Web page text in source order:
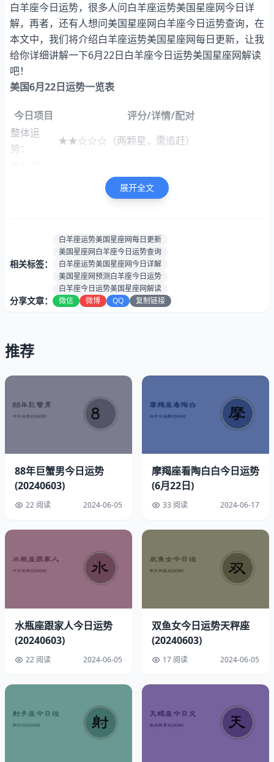
白羊座今日运势，很多人问白羊座运势美国星座网今日详
解，再者，还有人想问美国星座网白羊座今日运势查询，在
本文中，我们将介绍白羊座运势美国星座网每日更新，让我
给你详细讲解一下6月22日白羊座今日运势美国星座网解读
吧！
美国6月22日运势一览表
今日项目
评分/详情/配对
整体运
势：
★★☆☆☆（两颗星，需追赶）
★★☆☆☆（需付出更多努力才能取得进步。）
游）
健康指
92%（五星社交，健康社群）
速配星座:
狮子、摩羯
美国6月22日幸运指南
幸运数字：9
速配星座：狮子
幸运方位：偏西
幸运时间：上午9点至10点
开运物品：绿松石
展开全文
相关标签：
白羊座运势美国星座网每日更新
美国星座网白羊座今日运势查询
白羊座运势美国星座网今日详解
美国星座网预测白羊座今日运势
白羊座今日运势美国星座网解读
分享文章： 微信 微博 QQ 复制链接
推荐
88年巨蟹男今日运势
(20240603)
22 阅读 2024-06-05
摩羯座看陶白白今日运势
(6月22日)
33 阅读 2024-06-17
水瓶座跟家人今日运势
(20240603)
22 阅读 2024-06-05
双鱼女今日运势天秤座
(20240603)
17 阅读 2024-06-05